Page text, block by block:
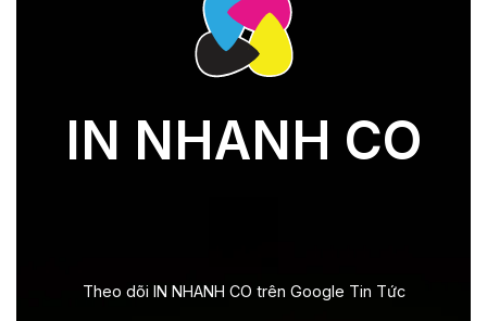
IN NHANH CO
Theo dõi IN NHANH CO trên Google Tin Tức